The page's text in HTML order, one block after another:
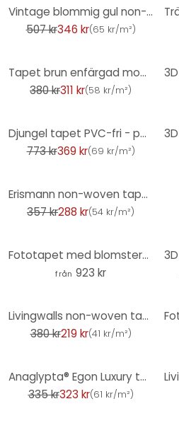
Vintage blommig gul non-woven tapet blommig tapet för sovrum
507 kr346 kr(65 kr/m²)
Tapet brun enfärgad modern non-woven tapet för sovrum, vardagsrum, kök
380 kr311 kr(58 kr/m²)
Djungel tapet PVC-fri - palm träd tapet av A.S. Création Grå Beige Vit 386384
773 kr369 kr(69 kr/m²)
Erismann non-woven tapet Casual Chic blå
357 kr288 kr(54 kr/m²)
Fototapet med blomsterprakt i varma pastellfärger - Paksoylu
från 923 kr
Livingwalls non-woven tapet Metropolitan Stories tapet, enfärgad Mio Tokyo rosa
380 kr219 kr(41 kr/m²)
Anaglypta® Egon Luxury texturerad vinyltapet, målningsbar, vit
335 kr323 kr(61 kr/m²)